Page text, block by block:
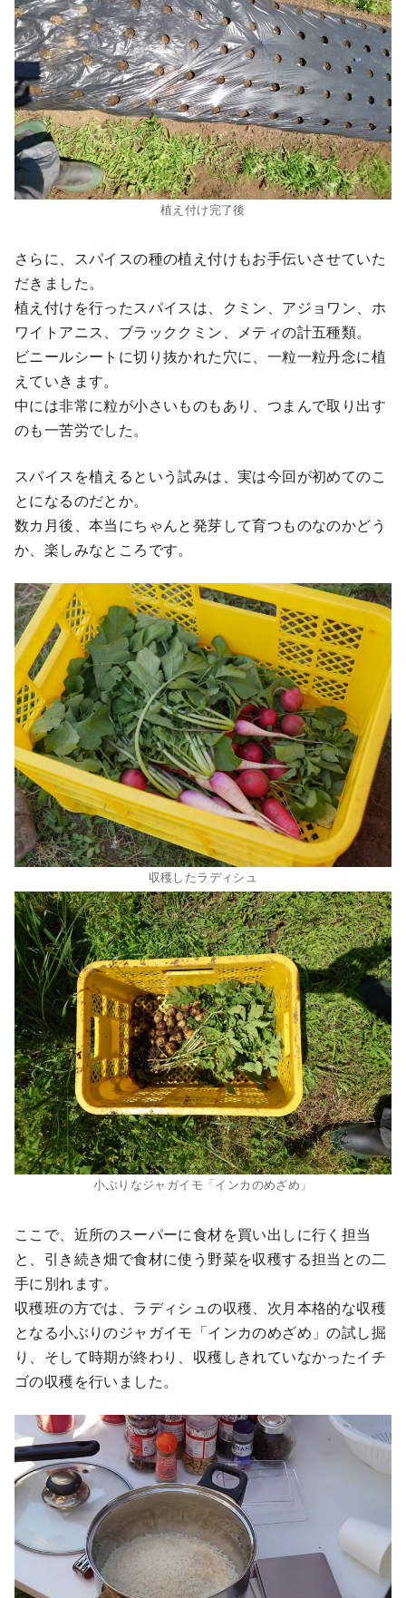
植え付け完了後
さらに、スパイスの種の植え付けもお手伝いさせていた
だきました。
植え付けを行ったスパイスは、クミン、アジョワン、ホ
ワイトアニス、ブラッククミン、メティの計五種類。
ビニールシートに切り抜かれた穴に、一粒一粒丹念に植
えていきます。
中には非常に粒が小さいものもあり、つまんで取り出す
のも一苦労でした。
スパイスを植えるという試みは、実は今回が初めてのこ
とになるのだとか。
数カ月後、本当にちゃんと発芽して育つものなのかどう
か、楽しみなところです。
収穫したラディシュ
小ぶりなジャガイモ「インカのめざめ」
ここで、近所のスーパーに食材を買い出しに行く担当
と、引き続き畑で食材に使う野菜を収穫する担当との二
手に別れます。
収穫班の方では、ラディシュの収穫、次月本格的な収穫
となる小ぶりのジャガイモ「インカのめざめ」の試し掘
り、そして時期が終わり、収穫しきれていなかったイチ
ゴの収穫を行いました。